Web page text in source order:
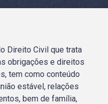
Direito Civil que trata
obrigações e direitos
tem como conteúdo
estável, relações
bem de família,